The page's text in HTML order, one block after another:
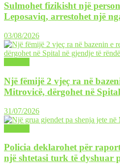
Sulmohet fizikisht një
Leposaviq, arrestohet një
03/08/2026
Një fëmijë 2 vjeç ra në
Mitrovicë, dërgohet në
31/07/2026
Policia deklarohet për
një shtetasi turk të dyshuar